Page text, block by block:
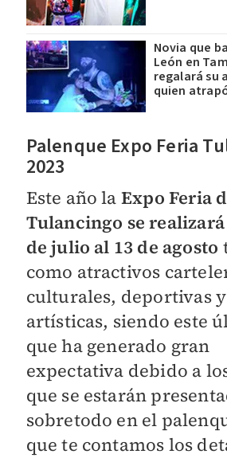
Novia que
León en
regalará su
quien
Palenque Expo Feria
2023
Este año la Expo Feria
Tulancingo se
de julio al 13 de agosto
como atractivos
culturales, deportivas y
artísticas, siendo este
queha generado gran
expectativa debido a
que se estarán
sobretodo en el
que te contamos los